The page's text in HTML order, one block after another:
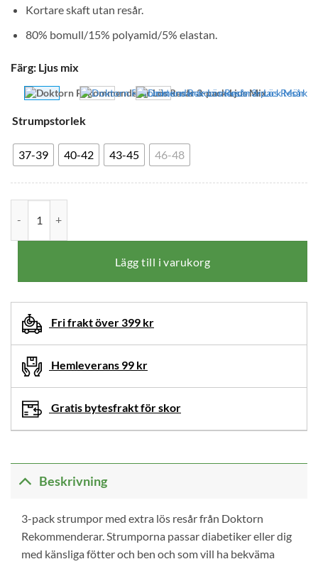
Kortare skaft utan resår.
80% bomull/15% polyamid/5% elastan.
Färg: Ljus mix
Strumpstorlek
37-39 40-42 43-45 46-48
återställts.
produktalternativ
lägger
produkt
i
din
varukorg.
Lägg till i varukorg
Fri frakt över 399 kr
Hemleverans 99 kr
Gratis bytesfrakt för skor
Beskrivning
3-pack strumpor med extra lös resår från Doktorn
Rekommenderar. Strumporna passar diabetiker eller dig
med känsliga fötter och ben och som vill ha bekväma